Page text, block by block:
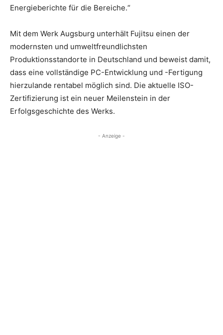
Energieberichte für die Bereiche.“
Mit dem Werk Augsburg unterhält Fujitsu einen der
modernsten und umweltfreundlichsten
Produktionsstandorte in Deutschland und beweist damit,
dass eine vollständige PC-Entwicklung und -Fertigung
hierzulande rentabel möglich sind. Die aktuelle ISO-
Zertifizierung ist ein neuer Meilenstein in der
Erfolgsgeschichte des Werks.
- Anzeige -